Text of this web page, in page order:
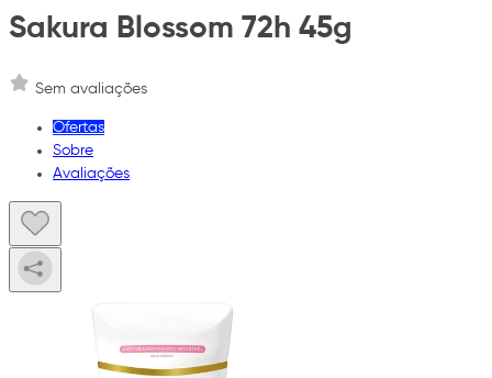
Sakura Blossom 72h 45g
Sem avaliações
Ofertas
Sobre
Avaliações